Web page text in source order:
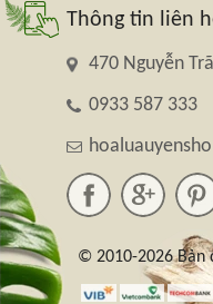
Thông tin liên
470 Nguyễn
0933 587 333
© 2010-2026 Bản